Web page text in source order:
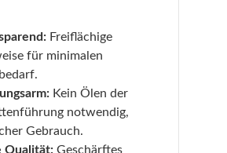
Freiflächige
für minimalen
Kein Ölen der
notwendig,
Gebrauch.
Qualität:Geschärftes